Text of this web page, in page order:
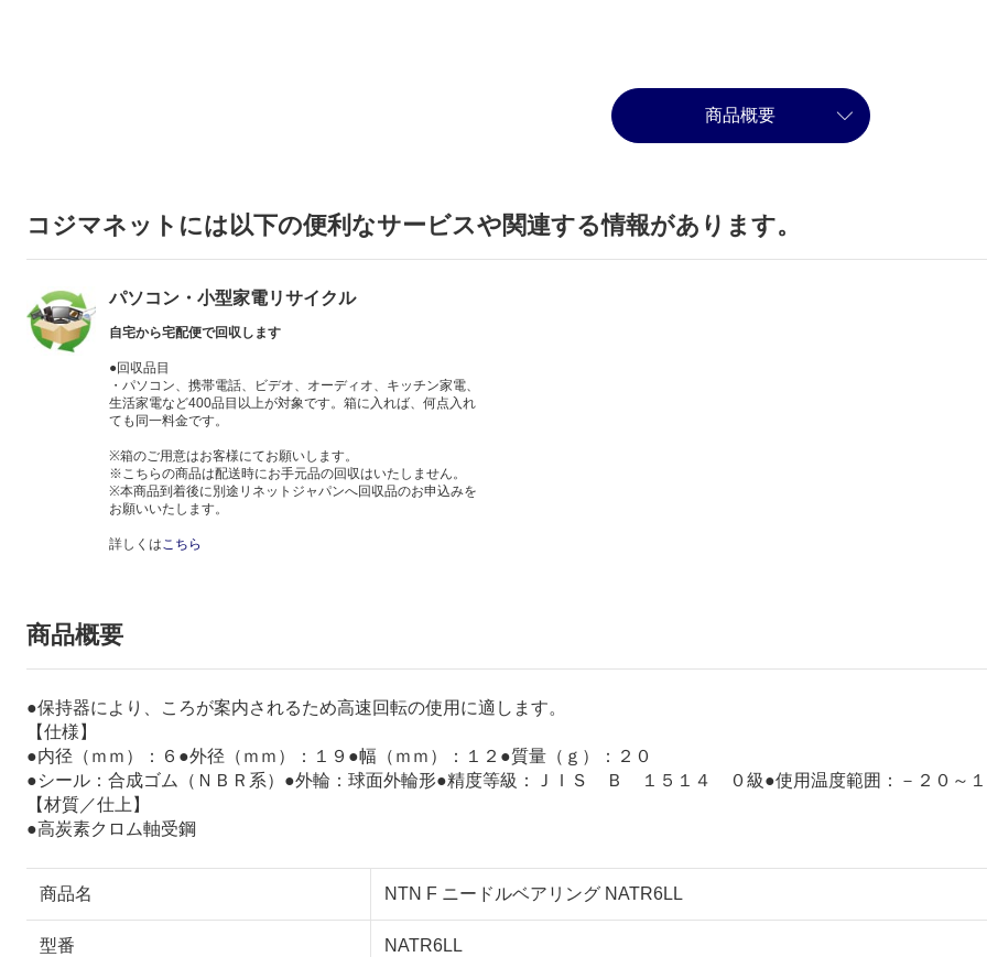
商品概要
コジマネットには以下の便利なサービスや関連する情報があります。
パソコン・小型家電リサイクル
自宅から宅配便で回収します
●回収品目
・パソコン、携帯電話、ビデオ、オーディオ、キッチン家電、
生活家電など400品目以上が対象です。箱に入れば、何点入れ
ても同一料金です。
※箱のご用意はお客様にてお願いします。
※こちらの商品は配送時にお手元品の回収はいたしません。
※本商品到着後に別途リネットジャパンへ回収品のお申込みを
お願いいたします。
詳しくは こちら
商品概要
●保持器により、ころが案内されるため高速回転の使用に適します。
【仕様】
●内径（ｍｍ）：６●外径（ｍｍ）：１９●幅（ｍｍ）：１２●質量（ｇ）：２０
●シール：合成ゴム（ＮＢＲ系）●外輪：球面外輪形●精度等級：ＪＩＳ Ｂ １５１４ ０級●使用温度範囲：－２０～
【材質／仕上】
●高炭素クロム軸受鋼
商品名 NTN F ニードルベアリング NATR6LL
型番 NATR6LL